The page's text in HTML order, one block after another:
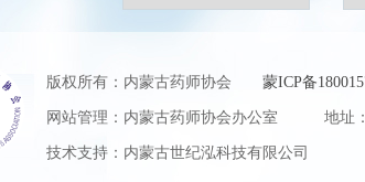
版权所有：内蒙古药师协会 蒙ICP备
网站管理：内蒙古药师协会办公室 地址：
技术支持：内蒙古世纪泓科技有限公司